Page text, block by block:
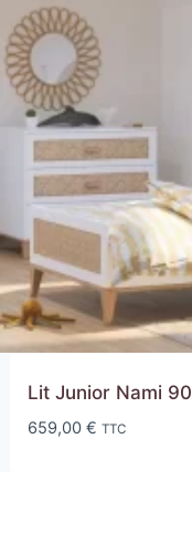
Lit Junior Nami
659,00 € TTC